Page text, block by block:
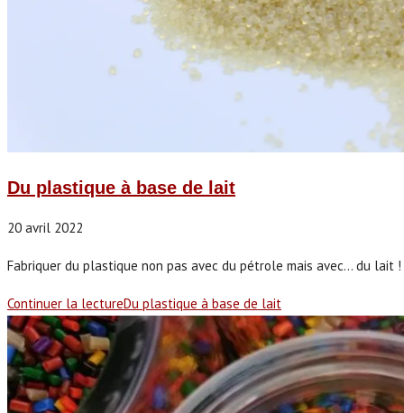
Du plastique à base de lait
20 avril 2022
Fabriquer du plastique non pas avec du pétrole mais avec... du
Continuer la lectureDu plastique à base de lait